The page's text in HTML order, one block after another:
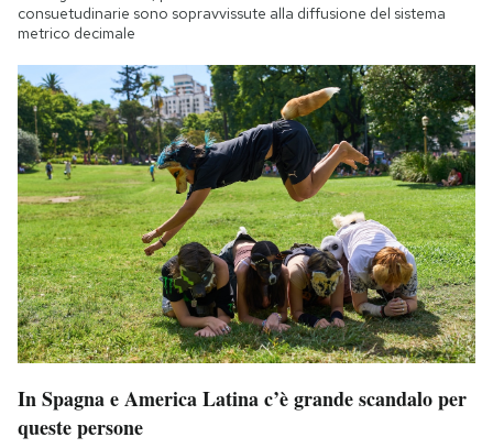
consuetudinarie sono sopravvissute alla diffusione del sistema
metrico decimale
In Spagna e America Latina c’è grande scandalo per
queste persone